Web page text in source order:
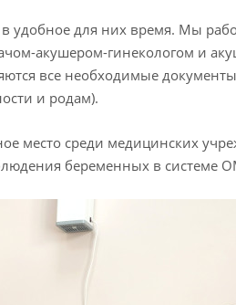
удобное для них время. Мы
акушером-гинекологом и
все необходимые
и родам).
место среди медицинских
беременных в системе